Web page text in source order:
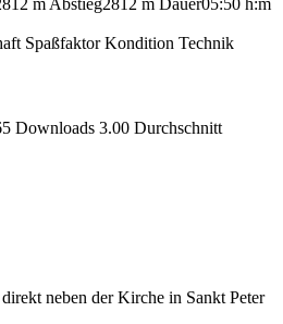
Spaßfaktor Kondition Technik
Downloads 3.00 Durchschnitt
neben der Kirche in Sankt Peter